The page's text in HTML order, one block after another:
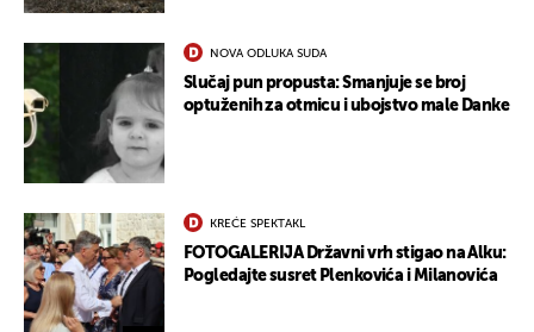
NOVA ODLUKA SUDA
Slučaj pun propusta: Smanjuje se broj
optuženih za otmicu i ubojstvo male Danke
KREĆE SPEKTAKL
FOTOGALERIJA Državni vrh stigao na Alku:
Pogledajte susret Plenkovića i Milanovića